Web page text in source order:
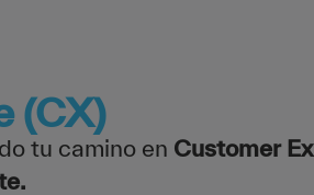
(CX)
tu camino en Customer